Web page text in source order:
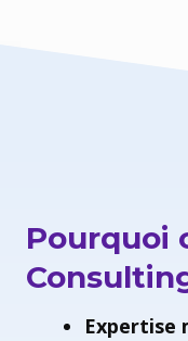
Pourquoi
Expertise